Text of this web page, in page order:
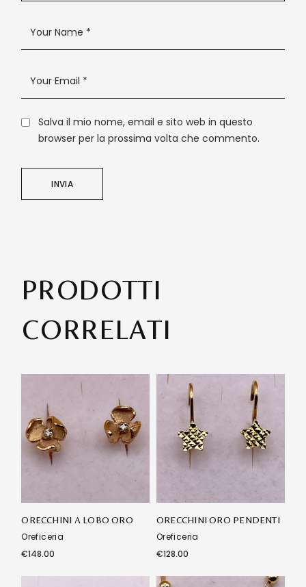
Salva il mio nome, email e sito web in questo
browser per la prossima volta che commento.
INVIA
PRODOTTI
CORRELATI
ORECCHINI A LOBO ORO
Oreficeria
€148.00
ORECCHINI ORO PENDENTI
Oreficeria
€128.00